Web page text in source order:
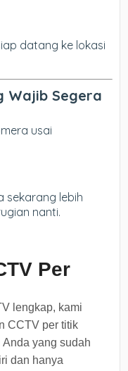
datang ke lokasi
Wajib Segera
usai
sekarang lebih
nanti.
Per
lengkap, kami
CCTV per titik
yang sudah
dan hanya